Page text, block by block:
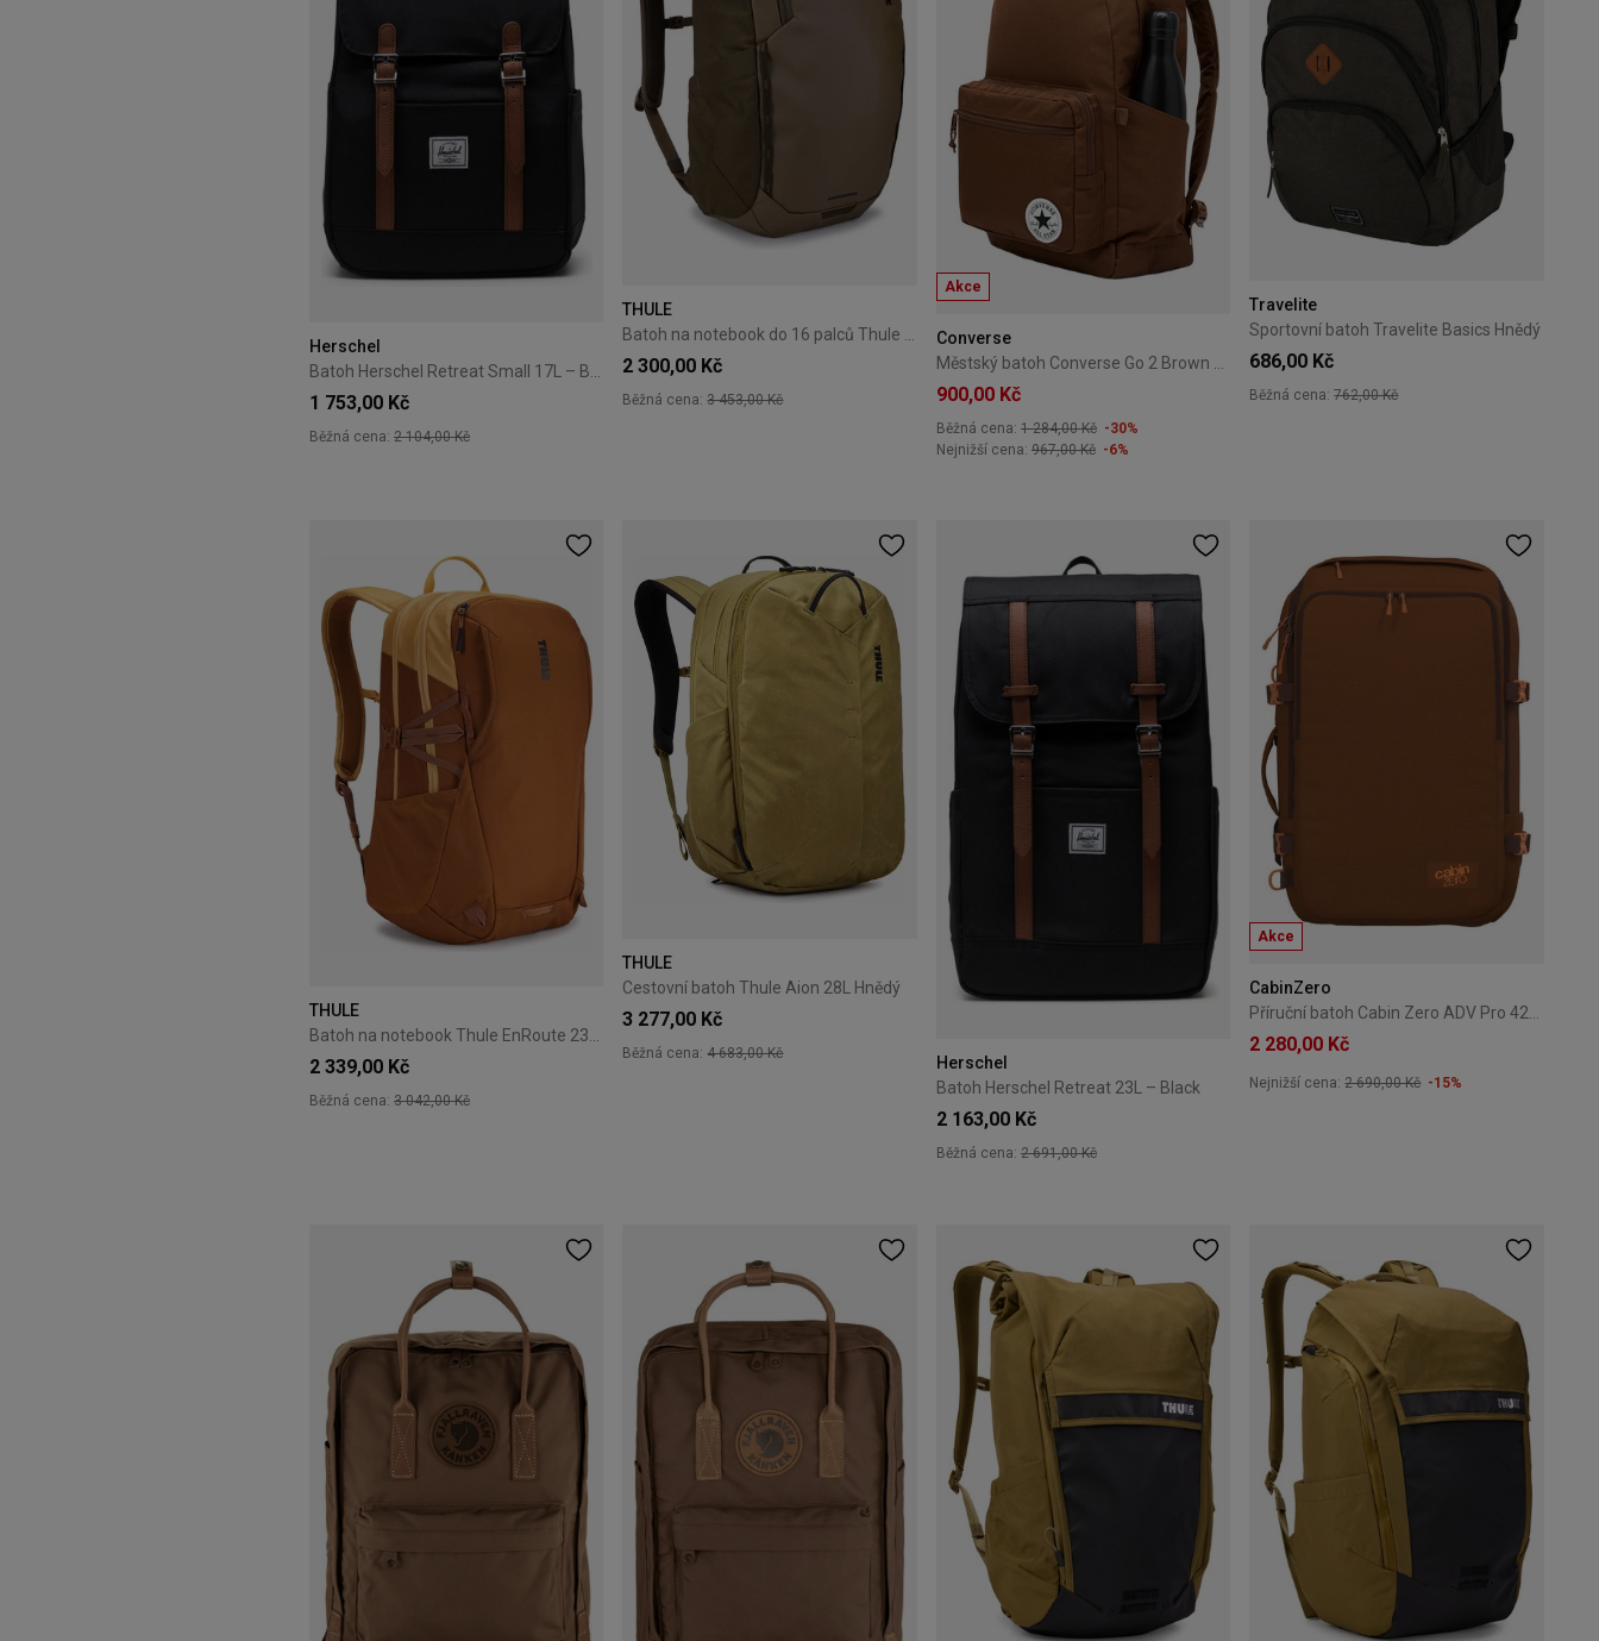
Herschel
1 753,00 Kč
Běžná cena: 2 104,00 Kč
THULE
2 300,00 Kč
Běžná cena:3 453,00 Kč
Akce
Converse
Městský batoh Converse Go 2 Brown MA5665-JCK
900,00 Kč
Běžná cena: 1 284,00 Kč -30%
Nejnižší cena: 967,00 Kč -6%
Travelite
Sportovní batoh Travelite Basics Hnědý
686,00 Kč
Běžná cena:762,00 Kč
THULE
Batoh na notebook Thule EnRoute 23L Hnědý
2 339,00 Kč
Běžná cena: 3 042,00 Kč
THULE
Cestovní batoh Thule Aion 28L Hnědý
3 277,00 Kč
Běžná cena:4 683,00 Kč
Herschel
Batoh Herschel Retreat 23L – Black
2 163,00 Kč
Běžná cena: 2 691,00 Kč
Akce
CabinZero
2 280,00 Kč
Nejnižší cena:2 690,00 Kč -15%